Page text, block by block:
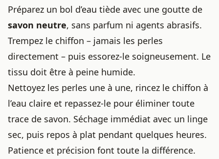
Préparez un bol d’eau tiède avec une goutte de
savon neutre, sans parfum ni agents abrasifs.
Trempez le chiffon – jamais les perles
directement – puis essorez-le soigneusement. Le
tissu doit être à peine humide.
Nettoyez les perles une à une, rincez le chiffon à
l’eau claire et repassez-le pour éliminer toute
trace de savon. Séchage immédiat avec un linge
sec, puis repos à plat pendant quelques heures.
Patience et précision font toute la différence.